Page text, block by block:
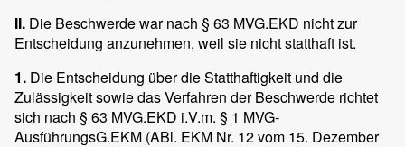
II. Die Beschwerde war nach § 63 MVG.EKD nicht zur
Entscheidung anzunehmen, weil sie nicht statthaft ist.
1. Die Entscheidung über die Statthaftigkeit und die
Zulässigkeit sowie das Verfahren der Beschwerde richtet
sich nach § 63 MVG.EKD i.V.m. § 1 MVG-
AusführungsG.EKM (ABl. EKM Nr. 12 vom 15. Dezember